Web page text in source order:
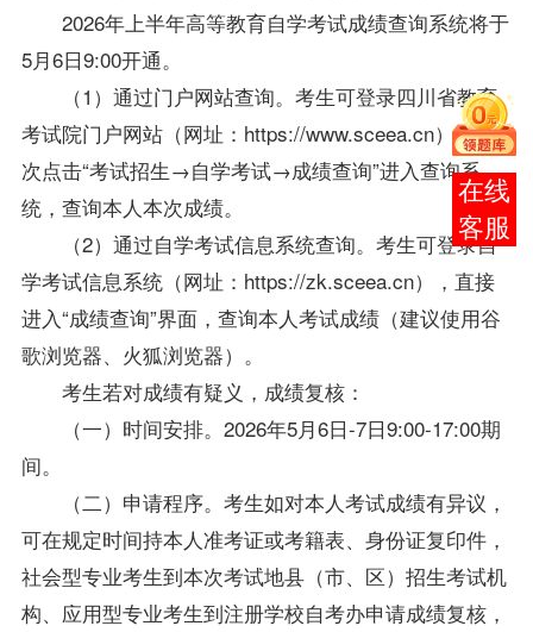
2026年上半年高等教育自学考试成绩查询系统将于
5月6日9:00开通。
（1）通过门户网站查询。考生可登录四川省教育
考试院门户网站（网址：https://www.sceea.cn），依
次点击“考试招生→自学考试→成绩查询”进入查询系
统，查询本人本次成绩。
（2）通过自学考试信息系统查询。考生可登录自
学考试信息系统（网址：https://zk.sceea.cn），直接
进入“成绩查询”界面，查询本人考试成绩（建议使用谷
歌浏览器、火狐浏览器）。
考生若对成绩有疑义，成绩复核：
（一）时间安排。2026年5月6日-7日9:00-17:00期
间。
（二）申请程序。考生如对本人考试成绩有异议，
可在规定时间持本人准考证或考籍表、身份证复印件，
社会型专业考生到本次考试地县（市、区）招生考试机
构、应用型专业考生到注册学校自考办申请成绩复核，
报考
咨询